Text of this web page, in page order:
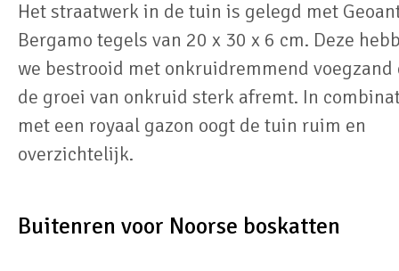
Het straatwerk in de tuin is gelegd met
Bergamo tegels van 20 x 30 x 6 cm. Deze
we bestrooid met onkruidremmend voegzand
de groei van onkruid sterk afremt. In
met een royaal gazon oogt de tuin ruim en
overzichtelijk.
Buitenren voor Noorse boskatten